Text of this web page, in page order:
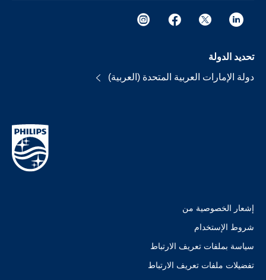
تحديد الدولة
دولة الإمارات العربية المتحدة (العربية)
إشعار الخصوصية من
شروط الإستخدام
سياسة بملفات تعريف الارتباط
تفضيلات ملفات تعريف الارتباط